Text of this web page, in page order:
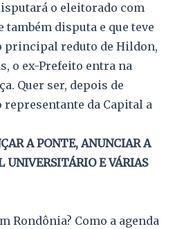
o eleitorado com
também disputa e que teve
principal reduto de Hildon,
o ex-Prefeito entra na
Quer ser, depois de
representante da Capital a
A PONTE, ANUNCIAR A
UNIVERSITÁRIO E VÁRIAS
Rondônia? Como a agenda